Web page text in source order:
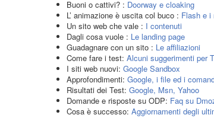
Buoni o cattivi? : Doorway e cloaking
L’ animazione è uscita col buco : Flash e i
Un sito web che vale : I contenuti
Dagli cosa vuole : Le landing page
Guadagnare con un sito : Le affiliazioni
Come fare i test: Alcuni suggerimenti per
I siti web nuovi: Google Sandbox
Approfondimenti: Google, i file ed i
Risultati dei Test: Google, Msn, Yahoo
Domande e risposte su ODP: Faq su
Cosa è successo: Aggiornamenti degli